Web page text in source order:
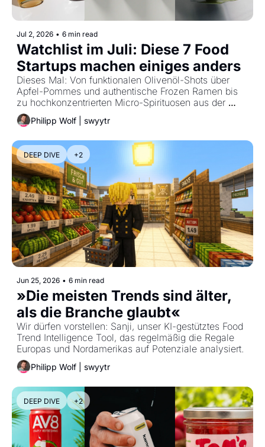
Jul 2, 2026 • 6 min read
Watchlist im Juli: Diese 7 Food
Startups machen einiges anders
Dieses Mal: Von funktionalen Olivenöl-Shots über
Apfel-Pommes und authentische Frozen Ramen bis
zu hochkonzentrierten Micro-Spirituosen aus der
Pipette.
Philipp Wolf | swyytr
DEEP DIVE +2
Jun 25, 2026 • 6 min read
»Die meisten Trends sind älter,
als die Branche glaubt«
Wir dürfen vorstellen: Sanji, unser KI-gestütztes Food
Trend Intelligence Tool, das regelmäßig die Regale
Europas und Nordamerikas auf Potenziale analysiert.
Philipp Wolf | swyytr
DEEP DIVE +2